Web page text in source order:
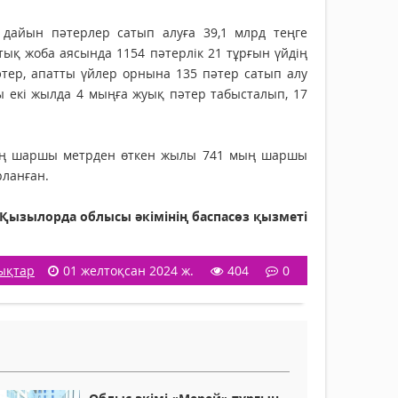
пәтерлер сатып алуға 39,1 млрд теңге
жоба аясында 1154 пәтерлік 21 тұрғын үйдің
апатты үйлер орнына 135 пәтер сатып алу
екі жылда 4 мыңға жуық пәтер табысталып, 17
шаршы метрден өткен жылы 741 мың шаршы
Қызылорда облысы әкімінің баспасөз қызметі
01 желтоқсан 2024 ж. 404 0